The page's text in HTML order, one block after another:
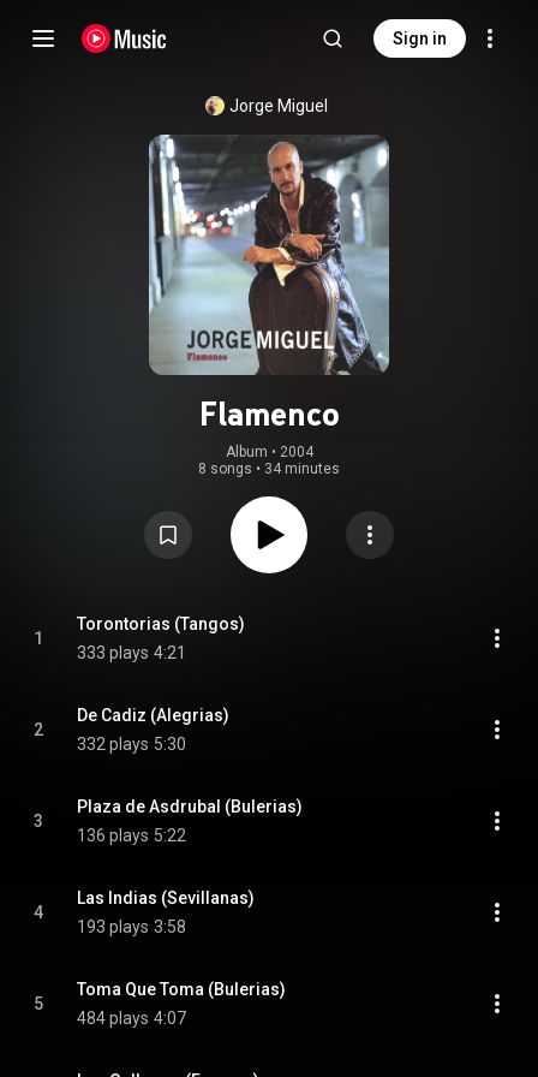
Sign in
Jorge Miguel
Flamenco
Album • 2004
8 songs • 34 minutes
1
Torontorias (Tangos)
333 plays 4:21
2
De Cadiz (Alegrias)
332 plays 5:30
3
Plaza de Asdrubal (Bulerias)
136 plays 5:22
4
Las Indias (Sevillanas)
193 plays 3:58
5
Toma Que Toma (Bulerias)
484 plays 4:07